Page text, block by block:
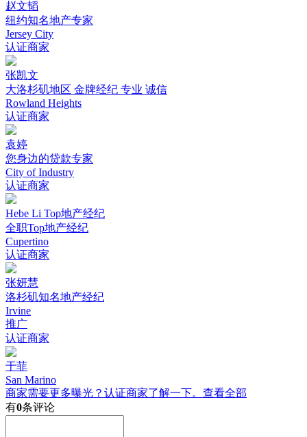
赵文韬
纽约知名地产专家
Jersey City
认证商家
张凯文
大洛杉矶地区 金牌经纪 专业 诚信
Rowland Heights
认证商家
袁婷
您身边的贷款专家
City of Industry
认证商家
Hebe Li Top地产经纪
全职Top地产经纪
Cupertino
认证商家
张妍慧
洛杉矶知名地产经纪
Irvine
推广
认证商家
于菲
San Marino
商家需要更多曝光？认证商家了解一下。 查看全部
有0条评论